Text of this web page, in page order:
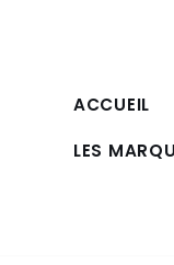
ACCUEIL
LES